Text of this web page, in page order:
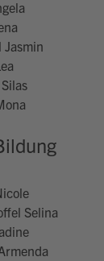
Jasmin
Selina